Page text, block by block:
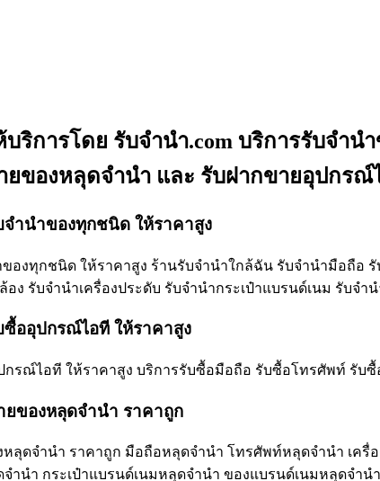
ริการโดย รับจํานํา.com บริการรับจำ
ของหลุดจำนำ และ รับฝากขายอุปกรณ์
ำนำของทุกชนิด ให้ราคาสูง
องทุกชนิด ให้ราคาสูง ร้านรับจํานําใกล้ฉัน รับจำนำมือถือ
ง รับจำนำเครื่องประดับ รับจำนำกระเป๋าแบรนด์เนม รับจำ
ออุปกรณ์ไอที ให้ราคาสูง
รณ์ไอที ให้ราคาสูง บริการรับซื้อมือถือ รับซื้อโทรศัพท์ รับ
ของหลุดจำนำ ราคาถูก
ลุดจำนำ ราคาถูก มือถือหลุดจำนำ โทรศัพท์หลุดจำนำ เค
ำนำ กระเป๋าแบรนด์เนมหลุดจำนำ ของแบรนด์เนมหลุดจำนำ